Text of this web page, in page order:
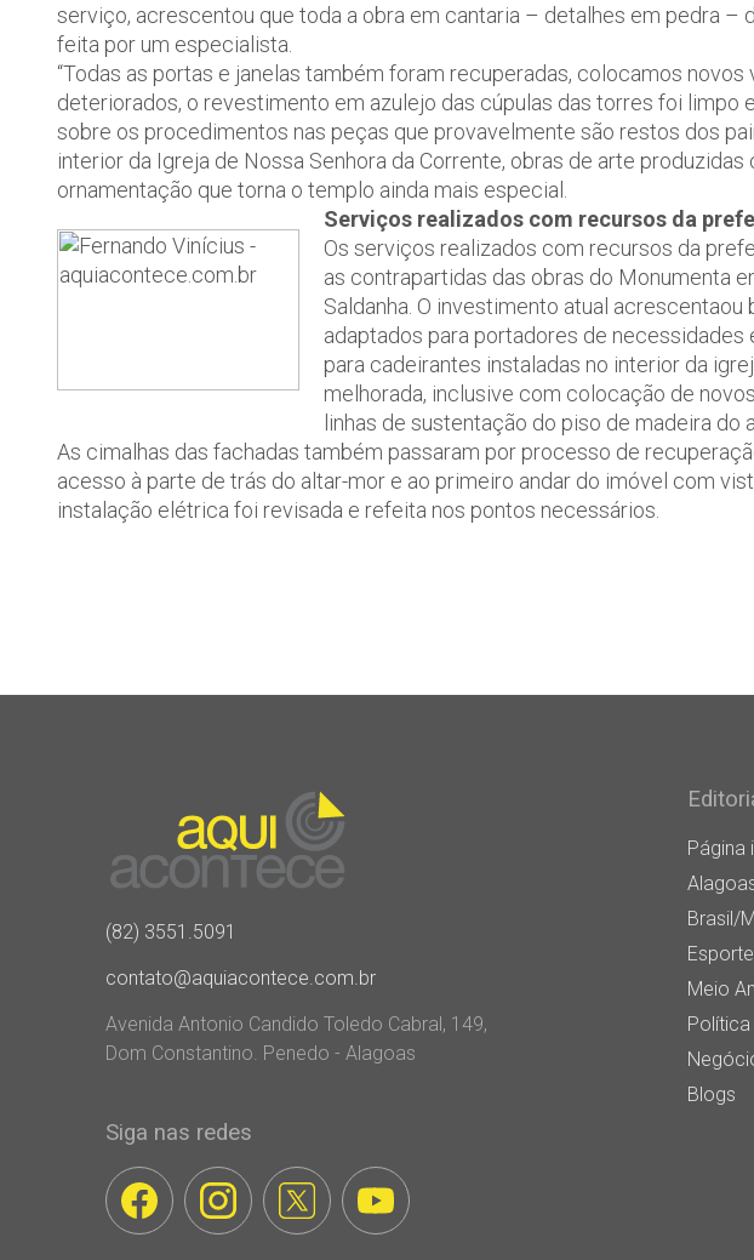
serviço, acrescentou que toda a obra em cantaria – detalhes em pedra –
feita por um especialista.
“Todas as portas e janelas também foram recuperadas, colocamos
deteriorados, o revestimento em azulejo das cúpulas das torres foi limpo
sobre os procedimentos nas peças que provavelmente são restos dos
interior da Igreja de Nossa Senhora da Corrente, obras de arte
ornamentação que torna o templo ainda mais especial.
Serviços realizados com recursos da
Os serviços realizados com recursos da
as contrapartidas das obras do Monumenta
Saldanha. O investimento atual
adaptados para portadores de
para cadeirantes instaladas no interior da
melhorada, inclusive com colocação de
linhas de sustentação do piso de madeira do
As cimalhas das fachadas também passaram por processo de
acesso à parte de trás do altar-mor e ao primeiro andar do imóvel com
instalação elétrica foi revisada e refeita nos pontos necessários.
(82) 3551.5091
contato@aquiacontece.com.br
Avenida Antonio Candido Toledo Cabral, 149,
Dom Constantino. Penedo - Alagoas
Siga nas redes
Página
Brasil/
Esporte
Meio
Política
Blogs